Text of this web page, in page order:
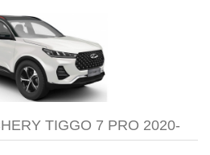
TIGGO 7 PRO 2020-